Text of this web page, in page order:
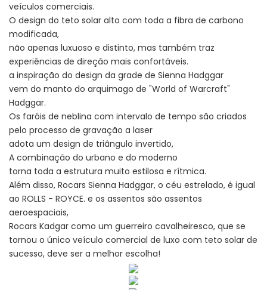
veículos comerciais.
O design do teto solar alto com toda a fibra de carbono
modificada,
não apenas luxuoso e distinto, mas também traz
experiências de direção mais confortáveis.
a inspiração do design da grade de Sienna Hadggar
vem do manto do arquimago de "World of Warcraft"
Hadggar.
Os faróis de neblina com intervalo de tempo são criados
pelo processo de gravação a laser
adota um design de triângulo invertido,
A combinação do urbano e do moderno
torna toda a estrutura muito estilosa e rítmica.
Além disso, Rocars Sienna Hadggar, o céu estrelado, é igual
ao ROLLS - ROYCE. e os assentos são assentos
aeroespaciais,
Rocars Kadgar como um guerreiro cavalheiresco, que se
tornou o único veículo comercial de luxo com teto solar de
sucesso, deve ser a melhor escolha!